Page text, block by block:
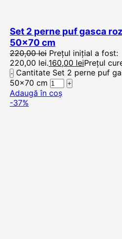
Set 2 perne puf gasca
50×70 cm
220,00lei Prețul inițial a fost:
220,00 lei.160,00 leiPrețul
Cantitate Set 2 perne puf
50x70 cm
Adaugă în coș
-37%